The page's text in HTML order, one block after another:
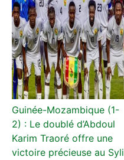
Guinée-Mozambique (1-
2) : Le doublé d’Abdoul
Karim Traoré offre une
victoire précieuse au Syli